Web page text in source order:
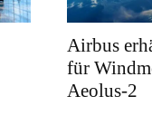
Airbus
für
Aeolus-2